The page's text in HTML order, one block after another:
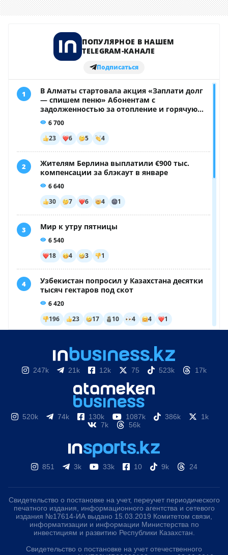
247k 21k 12k 75 523k 17k
520k 74k 130k 1087k 386k
1k
7k
56k
851 3k 33k 10 9k 24
Свидетельство о постановке на учет, переучет периодического
печатного издания, информационного агентства и сетевого
издания №17614-ИА выдано 15.03.2019 Комитетом связи,
информатизации и информации Министерства по
инвестициям и развитию Республики Казахстан.
Свидетельство о постановке на учет отечественного